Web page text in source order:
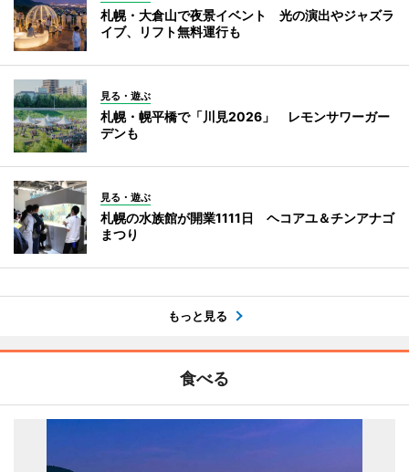
札幌・大倉山で夜景イベント 光の演出やジャズラ
イブ、リフト無料運行も
見る・遊ぶ
札幌・幌平橋で「川見2026」 レモンサワーガー
デンも
見る・遊ぶ
札幌の水族館が開業1111日 ヘコアユ＆チンアナゴ
まつり
もっと見る
食べる